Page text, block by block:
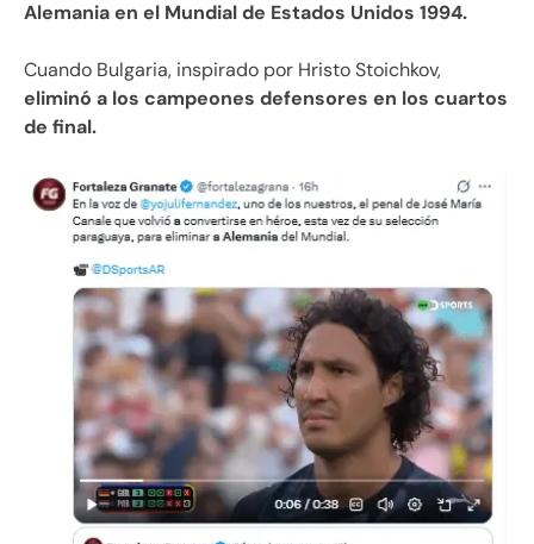
Alemania en el Mundial de Estados Unidos 1994.
Cuando Bulgaria, inspirado por Hristo Stoichkov,
eliminó a los campeones defensores en los cuartos
de final.